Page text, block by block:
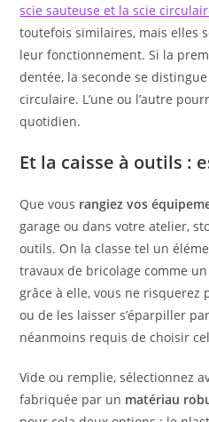
scie sauteuse et la scie
toutefois similaires, mais elles
leur fonctionnement. Si la
dentée, la seconde se
circulaire. L’une ou l’autre
quotidien.
Et la caisse à outils :
Que vous rangiez vos
garage ou dans votre atelier,
outils. On la classe tel un
travaux de bricolage comme
grâce à elle, vous ne risquerez
ou de les laisser s’éparpiller
néanmoins requis de choisir
Vide ou remplie, sélectionnez
fabriquée par un matériau